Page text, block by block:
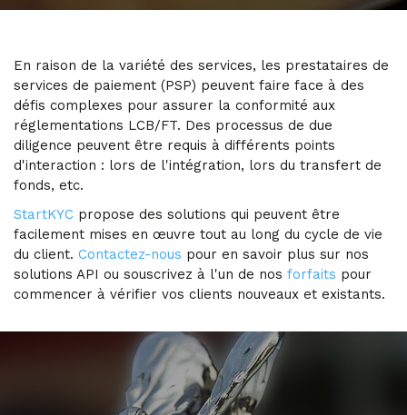
En raison de la variété des services, les prestataires de
services de paiement (PSP) peuvent faire face à des
défis complexes pour assurer la conformité aux
réglementations LCB/FT. Des processus de due
diligence peuvent être requis à différents points
d'interaction : lors de l'intégration, lors du transfert de
fonds, etc.
StartKYC propose des solutions qui peuvent être
facilement mises en œuvre tout au long du cycle de vie
du client. Contactez-nous pour en savoir plus sur nos
solutions API ou souscrivez à l'un de nos forfaits pour
commencer à vérifier vos clients nouveaux et existants.